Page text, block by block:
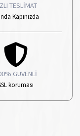
TESLİMAT
Kapınızda
GÜVENLİ
koruması